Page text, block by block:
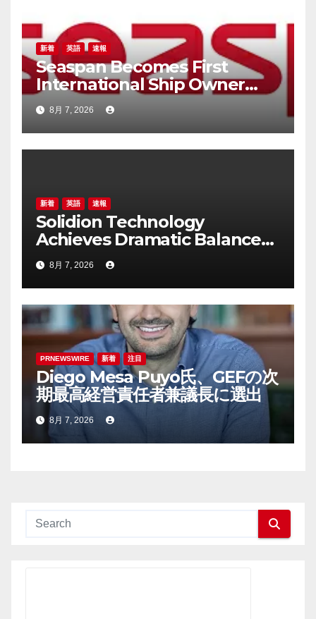
新着 英語 速報
Seaspan Becomes First
International Ship Owner
and Operator to Access
China’s Panda Bond Market
8月 7, 2026
新着 英語 速報
Solidion Technology
Achieves Dramatic Balance
Sheet Improvement,
Increased Revenues
8月 7, 2026
PRNEWSWIRE 新着 注目
Diego Mesa Puyo氏、GEFの次
期最高経営責任者兼議長に選出
8月 7, 2026